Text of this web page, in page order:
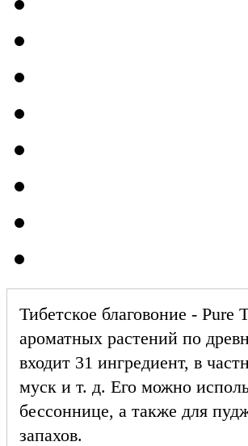
Тибетское благовоние - Pure
ароматных растений по
входит 31 ингредиент, в
муск и т. д. Его можно
бессоннице, а также для
запахов.